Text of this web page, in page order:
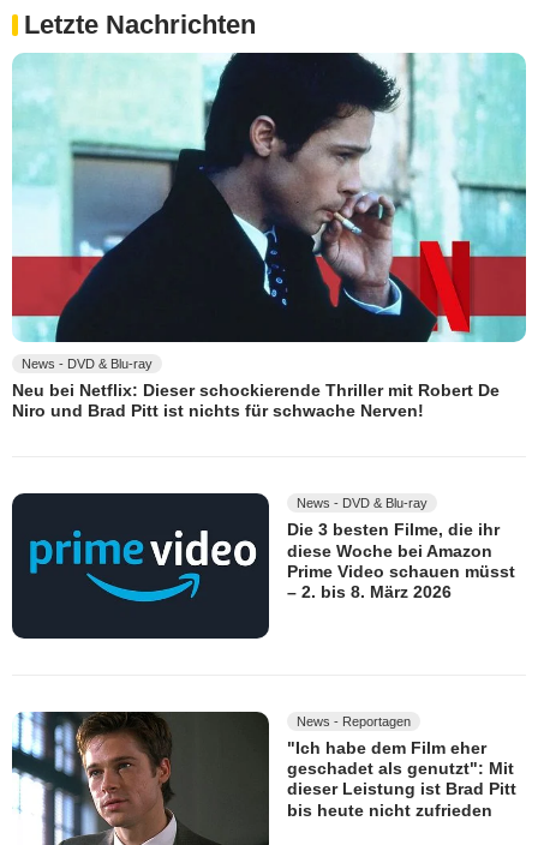
Letzte Nachrichten
News - DVD & Blu-ray
Neu bei Netflix: Dieser schockierende Thriller mit Robert De
Niro und Brad Pitt ist nichts für schwache Nerven!
News - DVD & Blu-ray
Die 3 besten Filme, die ihr
diese Woche bei Amazon
Prime Video schauen müsst
– 2. bis 8. März 2026
News - Reportagen
"Ich habe dem Film eher
geschadet als genutzt": Mit
dieser Leistung ist Brad Pitt
bis heute nicht zufrieden